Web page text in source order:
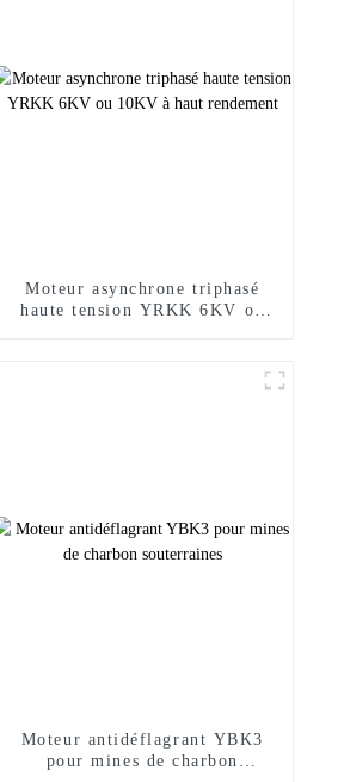
Moteur asynchrone triphasé
haute tension YRKK 6KV ou
Moteur antidéflagrant YBK3
pour mines de charbon